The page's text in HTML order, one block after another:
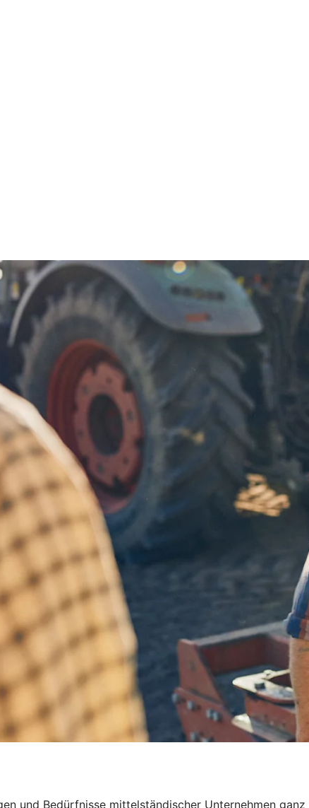
und Bedürfnisse mittelständischer Unternehmen